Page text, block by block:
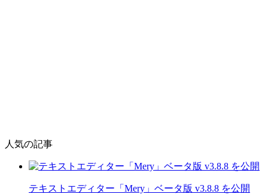
人気の記事
テキストエディター「Mery」ベータ版 v3.8.8 を公開